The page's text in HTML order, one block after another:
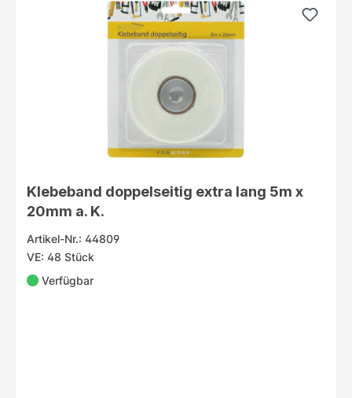
Klebeband doppelseitig extra lang 5m x
20mm a. K.
Artikel-Nr.: 44809
VE: 48 Stück
Verfügbar